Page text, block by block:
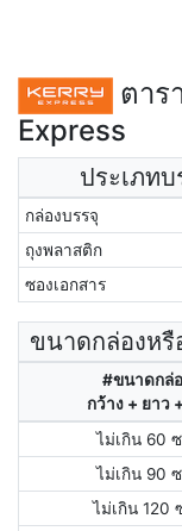
ตาร
Express
ประเภท
กล่องบรรจุ
ถุงพลาสติก
ซองเอกสาร
ขนาดกล่องหรื
#ขนาดกล่
กว้าง + ยาว
ไม่เกิน 60
ไม่เกิน 90
ไม่เกิน 120